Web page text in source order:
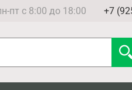
пт с 8:00 до 18:00 +7